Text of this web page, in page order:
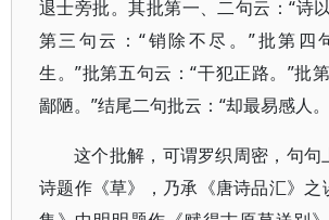
退士旁批。其批第一、二句云：“诗
第三句云：“销除不尽。”批第四
生。”批第五句云：“干犯正路。”批
鄙陋。”结尾二句批云：“却最易感人
这个批解，可谓罗织周密，句句
诗题作《草》，乃承《唐诗品汇》之